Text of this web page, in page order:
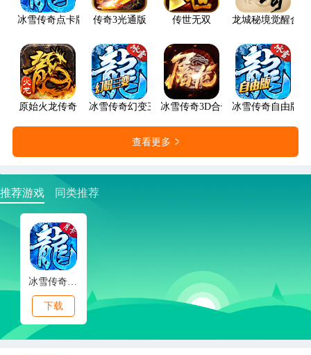
冰雪传奇点卡版 传奇3光通版 传世无双 龙城秘境觉醒合击
原始火龙传奇 冰雪传奇幻变三职业冰雪传奇3D合击版冰雪传奇自由版
查看更多
推荐游戏 同类推荐
冰雪传奇点卡版
下载